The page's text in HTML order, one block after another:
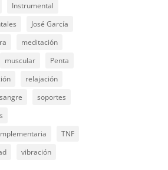
Instrumental
José García
meditación
muscular
Penta
relajación
sangre
soportes
TNF
vibración